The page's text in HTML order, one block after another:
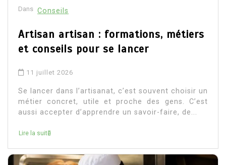
Dans Conseils
Artisan artisan : formations, métiers
et conseils pour se lancer
11 juillet 2026
Se lancer dans l’artisanat, c’est souvent choisir un
métier concret, utile et proche des gens. C’est
aussi accepter d’apprendre un savoir-faire, de...
Lire la suite